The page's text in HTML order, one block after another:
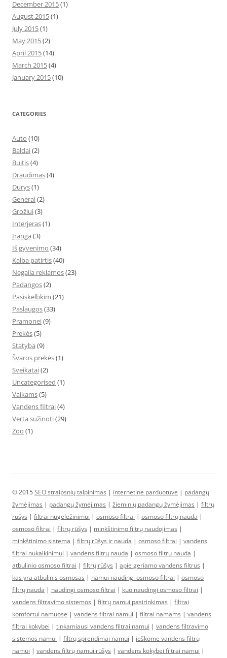
December 2015(1)
August 2015(1)
July 2015(1)
May 2015(2)
April 2015(14)
March 2015(4)
January 2015(10)
CATEGORIES
Auto (10)
Baldai(2)
Buitis(4)
Draudimas(4)
Durys(1)
General(2)
Grožiui(3)
Interjeras(1)
Įranga (3)
Iš gyvenimo (34)
Kalba patirtis(40)
Negaila reklamos(23)
Padangos(2)
Pasiskelbkim (21)
Paslaugos(33)
Pramonei(9)
Prekės(5)
Statyba (9)
Švaros prekės(1)
Sveikatai(2)
Uncategorised (1)
Vaikams(5)
Vandens filtrai(4)
Verta sužinoti(29)
Zoo (1)
© 2015SEO straipsnių talpinimas | internetine parduotuve | padangų
žymėjimas | padangų žymėjimas | žieminių padangų žymėjimas | filtrų
rūšys | filtrai nugeležinimui | osmoso filtrai | osmoso filtrų nauda |
osmoso filtrai | filtrų rūšys | minkštinimo filtrų naudojimas |
minkštinimo sistema | filtrų rūšys ir nauda | osmoso filtrai | vandens
filtrai nukalkinimui | vandens filtrų nauda | osmoso filtrų nauda |
atbulinio osmoso filtrai | filtrų rūšys | apie geriamo vandens filtrus |
kas yra atbulinis osmosas | namui naudingi osmoso filtrai | osmoso
filtrų nauda | naudingi osmoso filtrai | kuo naudingi osmoso filtrai |
vandens filtravimo sistemos | filtrų namui pasirinkimas | filtrai
komfortui namuose | vandens filtrai namui | filtrai namams | vandens
filtrai kokybei | tinkamiausi vandens filtrai namui | vandens filtravimo
sistemos namui | filtrų sprendimai namui | ieškome vandens filtrų
namui | vandens filtrų namui rūšys | vandens kokybei filtrai namui |